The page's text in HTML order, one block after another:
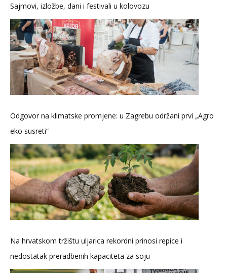
Sajmovi, izložbe, dani i festivali u kolovozu
Odgovor na klimatske promjene: u Zagrebu održani prvi „Agro
eko susreti“
Na hrvatskom tržištu uljarica rekordni prinosi repice i
nedostatak preradbenih kapaciteta za soju